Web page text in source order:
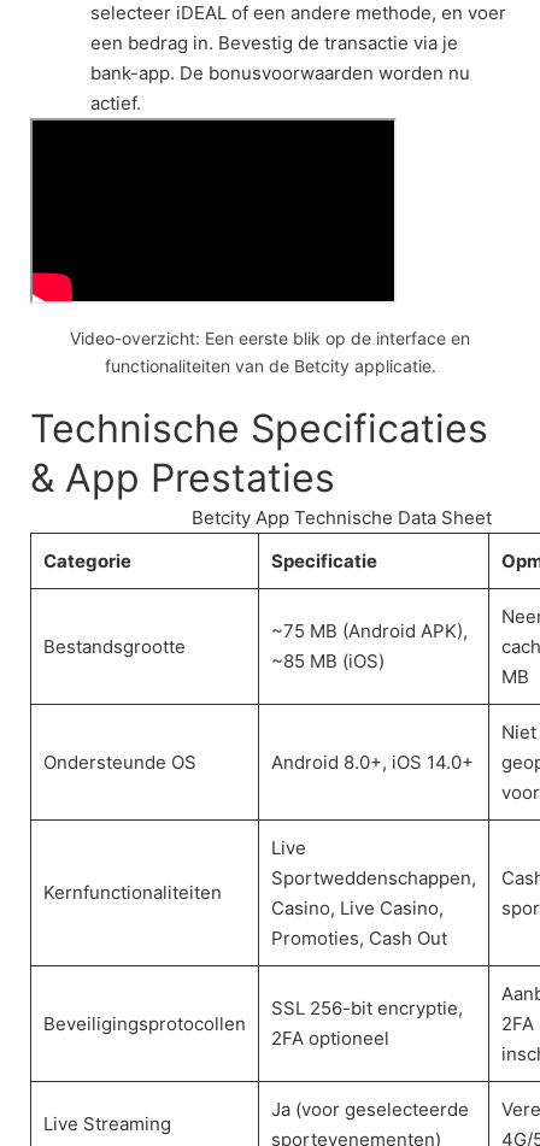
selecteer iDEAL of een andere methode, en voer
een bedrag in. Bevestig de transactie via je
bank-app. De bonusvoorwaarden worden nu
actief.
Video-overzicht: Een eerste blik op de interface en
functionaliteiten van de Betcity applicatie.
Technische Specificaties
& App Prestaties
Betcity App Technische Data Sheet
Categorie
Specificatie
Bestandsgrootte
~75 MB (Android APK),
~85 MB (iOS)
MB
Ondersteunde OS Android 8.0+, iOS 14.0+
Niet
Kernfunctionaliteiten
Live
Sportweddenschappen,
Casino, Live Casino,
Promoties, Cash Out
Beveiligingsprotocollen
SSL 256-bit encryptie,
2FA optioneel
Live Streaming
Ja (voor geselecteerde
sportevenementen)
4G/